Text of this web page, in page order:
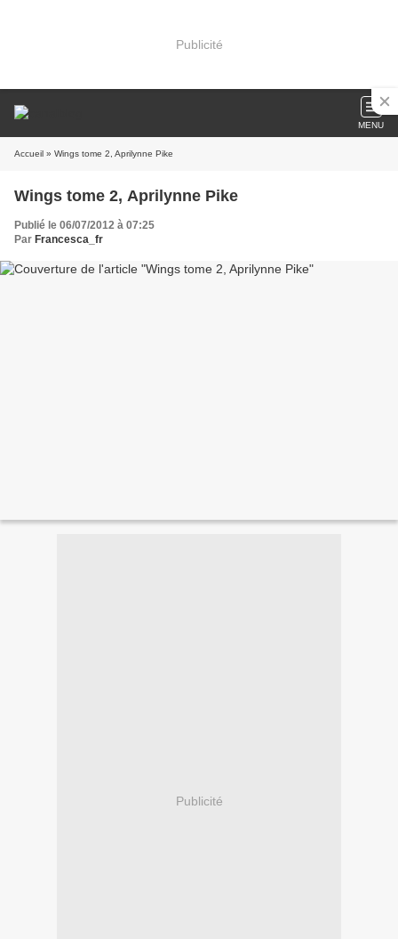
Publicité
MENU
Accueil » Wings tome 2, Aprilynne Pike
Wings tome 2, Aprilynne Pike
Publié le 06/07/2012 à 07:25
Par Francesca_fr
Publicité